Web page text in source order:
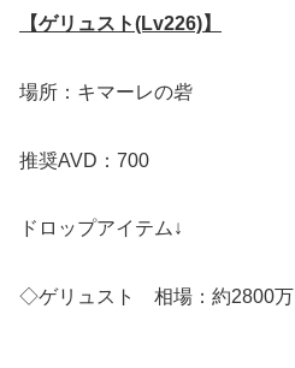
【ゲリュスト(Lv226)】
場所：キマーレの砦
推奨AVD：700
ドロップアイテム↓
◇ゲリュスト 相場：約2800万